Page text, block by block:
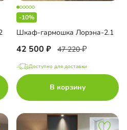
-10%
Шкаф-гармошка Лорэна-2.1
42 500 47 220
Доступно для доставки
В корзину